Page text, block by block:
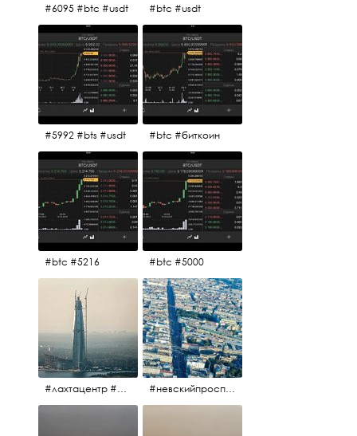
#6095 #btc #usdt #btc #usdt
#5992 #bts #usdt #btc #биткоин
#btc #5216 #btc #5000
#лахтацентр #лахта #башнягазпром #газпром #башня #небоскрёбпитера #небоскрёб #финскийзалив #санктпетербург #невскийпроспект #центргорода #санктпетербург #осень2017 #когдапаришьнадгородом